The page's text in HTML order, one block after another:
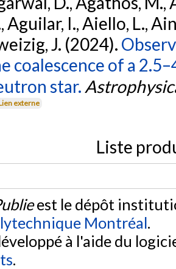
Aguilar, I., Aiello, L.,
J. (2024).
coalescence of a
star.
externe
Liste
est le dépôt
Montréal.
à l'aide du
.